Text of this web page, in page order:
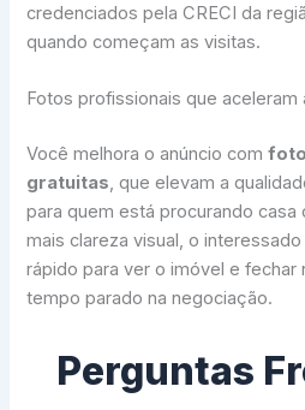
credenciados pela CRECI da
quando começam as visitas.
Fotos profissionais que aceleram
Você melhora o anúncio com
gratuitas, que elevam a
para quem está procurando casa
mais clareza visual, o
rápido para ver o imóvel e fechar
tempo parado na negociação.
Perguntas